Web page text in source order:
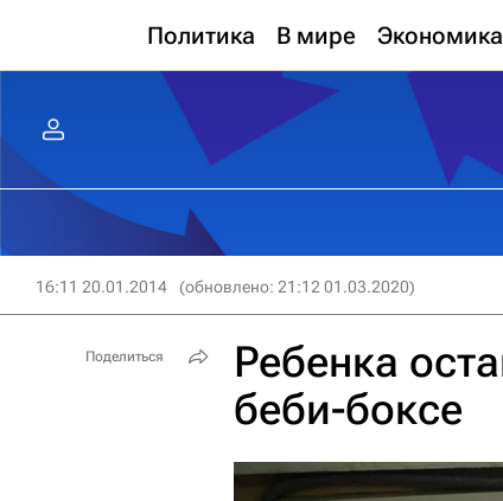
Политика В мире Экономика
16:11 20.01.2014 (обновлено: 21:12 01.03.2020)
Ребенка
беби-боксе
Поделиться